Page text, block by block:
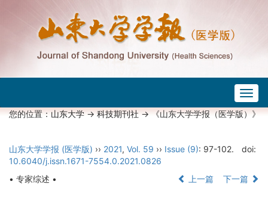
您的位置：山东大学->科技期刊社-> 《山东大学学报（医学版）》
山东大学学报 (医学版) ›› 2021, Vol. 59 ›› Issue (9): 97-102.
doi:
10.6040/j.issn.1671-7554.0.2021.0826
• 专家综述 •
上一篇 下一篇